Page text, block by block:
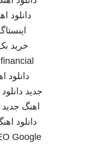
دانلود
خرید
دانلود
جدید
اهنگ جدید
دانلود
Google